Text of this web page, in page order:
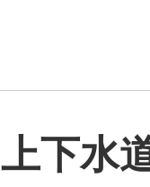
上下水